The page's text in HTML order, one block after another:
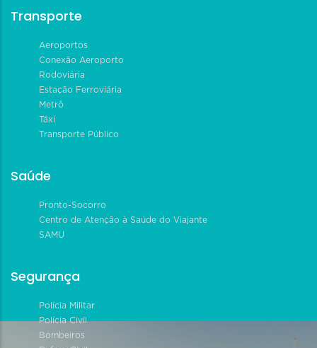
Transporte
Aeroportos
Conexão Aeroporto
Rodoviária
Estação Ferroviária
Metrô
Táxi
Transporte Público
Saúde
Pronto-Socorro
Centro de Atenção à Saúde do Viajante
SAMU
Segurança
Polícia Militar
Polícia Civil
Bombeiros